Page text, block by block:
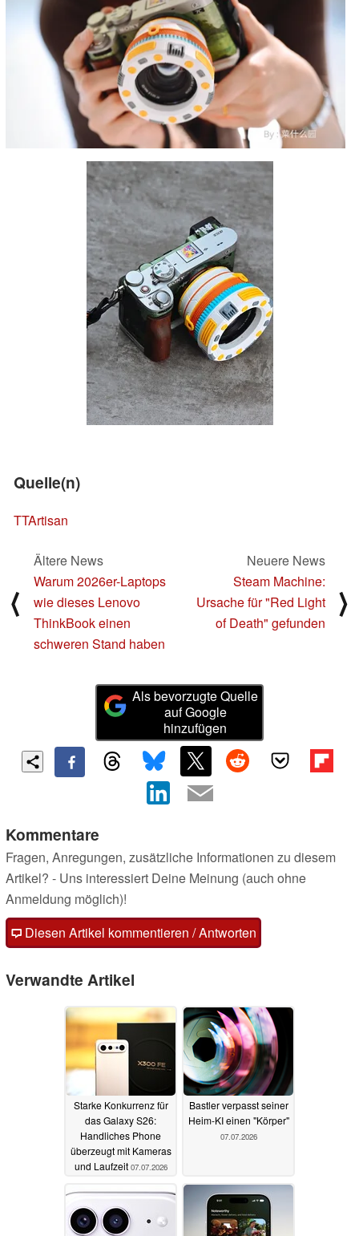
Quelle(n)
TTArtisan
⟨
Ältere News
Warum 2026er-Laptops
wie dieses Lenovo
ThinkBook einen
schweren Stand haben
Neuere News
Steam Machine:
Ursache für "Red Light
of Death" gefunden
⟩
Als bevorzugte Quelle
auf Google
hinzufügen
Kommentare
Fragen, Anregungen, zusätzliche Informationen zu diesem
Artikel? - Uns interessiert Deine Meinung (auch ohne
Anmeldung möglich)!
Diesen Artikel kommentieren / Antworten
Verwandte Artikel
Starke Konkurrenz für
das Galaxy S26:
Handliches Phone
überzeugt mit Kameras
und Laufzeit 07.07.2026
Bastler verpasst seiner
Heim-KI einen "Körper"
07.07.2026